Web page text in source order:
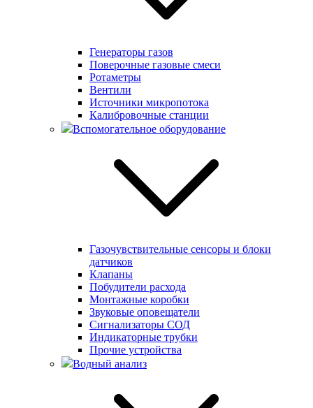
Генераторы газов
Поверочные газовые смеси
Ротаметры
Вентили
Источники микропотока
Калибровочные станции
Вспомогательное оборудование
Газочувствительные сенсоры и блоки
датчиков
Клапаны
Побудители расхода
Монтажные коробки
Звуковые оповещатели
Сигнализаторы СОД
Индикаторные трубки
Прочие устройства
Водный анализ